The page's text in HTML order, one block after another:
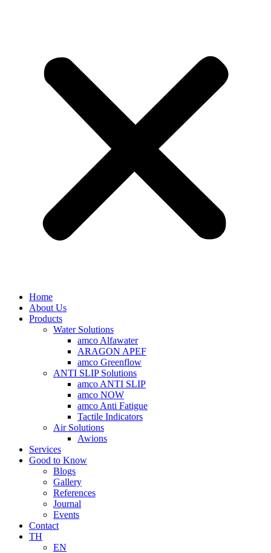
Home
About Us
Products
Water Solutions
amco Alfawater
ARAGON APEF
amco Greenflow
ANTI SLIP Solutions
amco ANTI SLIP
amco NOW
amco Anti Fatigue
Tactile Indicators
Air Solutions
Awions
Services
Good to Know
Blogs
Gallery
References
Journal
Events
Contact
TH
EN